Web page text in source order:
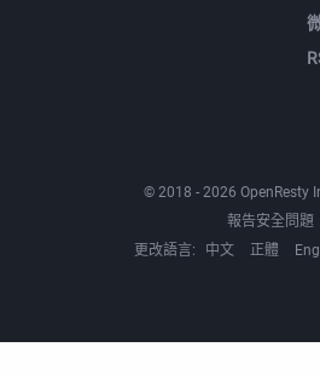
© 2018 - 2026 OpenResty
報告安全問題
更改語言:
中文 正體